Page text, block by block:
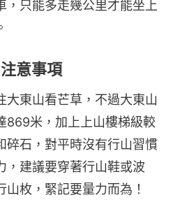
，只能多走幾公里才能坐上
意事項
大東山看芒草，不過大東山
869米，加上上山樓梯級較
碎石，對平時沒有行山習慣
，建議要穿著行山鞋或波
枚，緊記要量力而為！